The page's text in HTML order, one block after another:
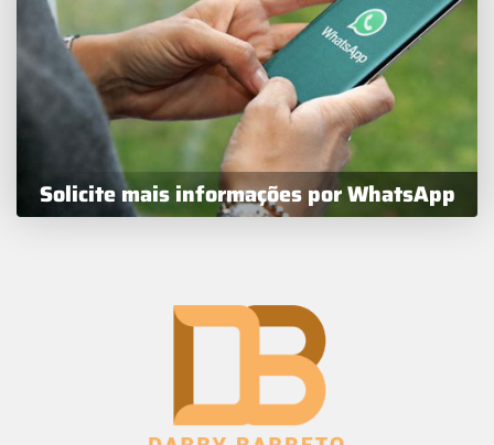
Solicite mais informações por WhatsApp